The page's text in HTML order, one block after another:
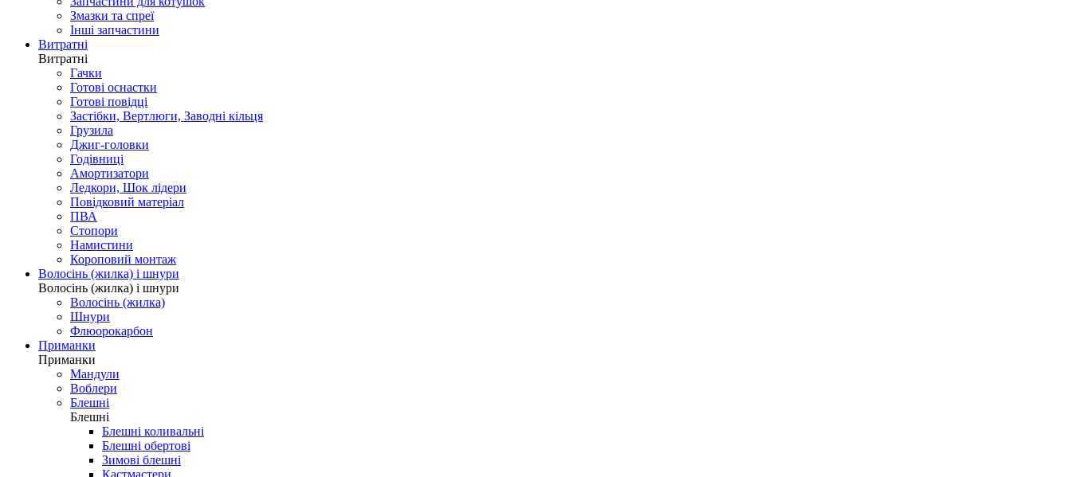
Змазки та спреї
Інші запчастини
Витратні
Витратні
Гачки
Готові оснастки
Готові повідці
Застібки, Вертлюги, Заводні кільця
Грузила
Джиг-головки
Годівниці
Амортизатори
Ледкори, Шок лідери
Повідковий матеріал
ПВА
Стопори
Намистини
Короповий монтаж
Волосінь (жилка) і шнури
Волосінь (жилка) і шнури
Волосінь (жилка)
Шнури
Флюорокарбон
Приманки
Приманки
Мандули
Воблери
Блешні
Блешні
Блешні коливальні
Блешні обертові
Зимові блешні
Кастмастери